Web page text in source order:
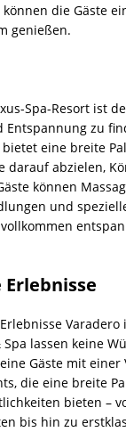
die Gäste
genießen.
Spa-Resort ist
zu
eine breite
darauf abzielen,
können
und
Varadero
lassen keine
Gäste mit einer
die eine breite
bieten –
bis hin zu